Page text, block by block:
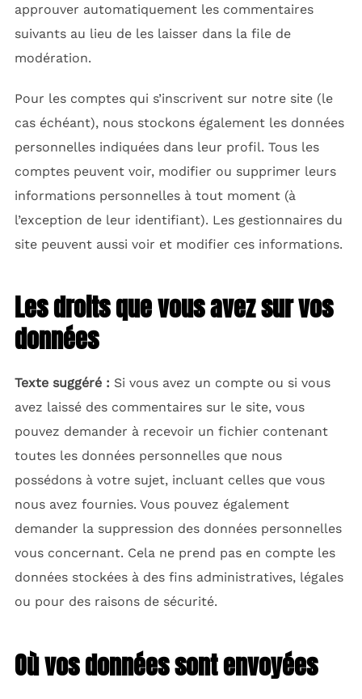
approuver automatiquement les commentaires
suivants au lieu de les laisser dans la file de
modération.
Pour les comptes qui s’inscrivent sur notre site (le
cas échéant), nous stockons également les données
personnelles indiquées dans leur profil. Tous les
comptes peuvent voir, modifier ou supprimer leurs
informations personnelles à tout moment (à
l’exception de leur identifiant). Les gestionnaires du
site peuvent aussi voir et modifier ces informations.
Les droits que vous avez sur vos
données
Texte suggéré : Si vous avez un compte ou si vous
avez laissé des commentaires sur le site, vous
pouvez demander à recevoir un fichier contenant
toutes les données personnelles que nous
possédons à votre sujet, incluant celles que vous
nous avez fournies. Vous pouvez également
demander la suppression des données personnelles
vous concernant. Cela ne prend pas en compte les
données stockées à des fins administratives, légales
ou pour des raisons de sécurité.
Où vos données sont envoyées